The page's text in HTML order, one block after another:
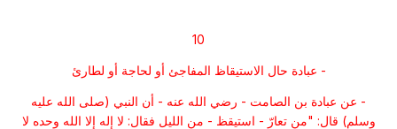
10
- عبادة حال الاستيقاظ المفاجئ أو لحاجة أو لطارئ
- عن عبادة بن الصامت - رضي الله عنه - أن النبي (صلى الله عليه
وسلم) قال: "من تعارّ - استيقظ - من الليل فقال: لا إله إلا الله وحده لا